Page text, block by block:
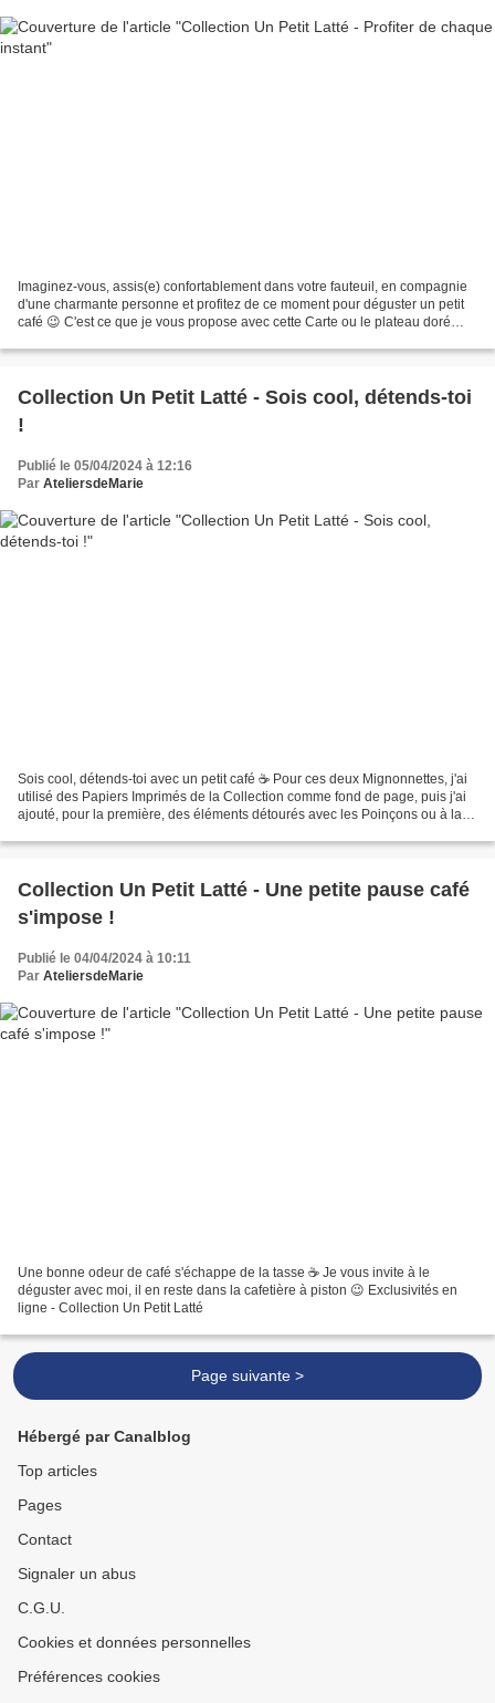
Imaginez-vous, assis(e) confortablement dans votre fauteuil, en compagnie
d'une charmante personne et profitez de ce moment pour déguster un petit
café 😉 C'est ce que je vous propose avec cette Carte ou le plateau doré
Collection Un Petit Latté - Sois cool, détends-toi
!
Publié le 05/04/2024 à 12:16
Par AteliersdeMarie
Sois cool, détends-toi avec un petit café ☕️ Pour ces deux Mignonnettes, j'ai
utilisé des Papiers Imprimés de la Collection comme fond de page, puis j'ai
ajouté, pour la première, des éléments détourés avec les Poinçons ou à la
Collection Un Petit Latté - Une petite pause café
s'impose !
Publié le 04/04/2024 à 10:11
Par AteliersdeMarie
Une bonne odeur de café s'échappe de la tasse ☕️ Je vous invite à le
déguster avec moi, il en reste dans la cafetière à piston 😉 Exclusivités en
ligne - Collection Un Petit Latté
Page suivante >
Hébergé par Canalblog
Top articles
Pages
Contact
Signaler un abus
C.G.U.
Cookies et données personnelles
Préférences cookies